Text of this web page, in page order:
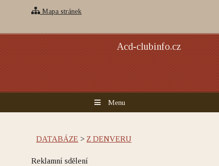
Mapa stránek
Acd-clubinfo.cz
Menu
DATABÁZE > Z DENVERU
Reklamní sdělení